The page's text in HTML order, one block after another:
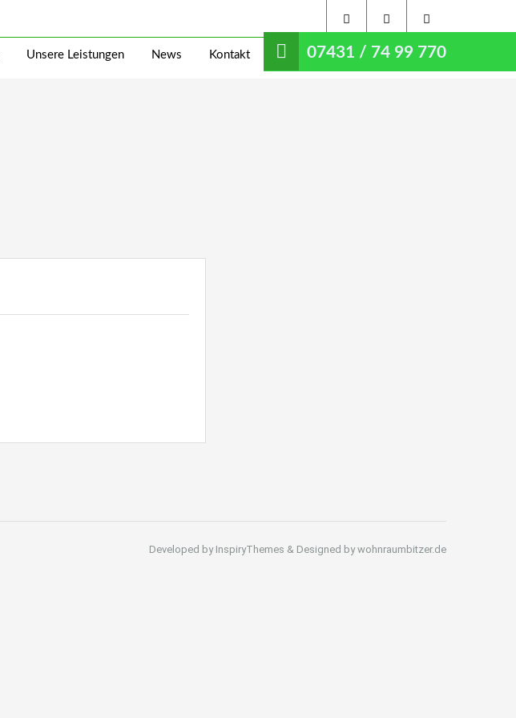
07431 / 74 99 770
Unsere Leistungen News Kontakt
Developed by InspiryThemes & Designed by wohnraumbitzer.de